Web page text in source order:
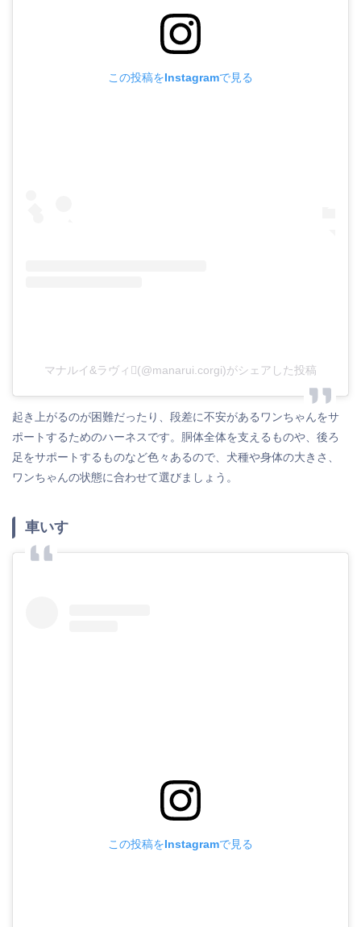
この投稿をInstagramで見る
マナルイ&ラヴィ(@manarui.corgi)がシェアした投稿
起き上がるのが困難だったり、段差に不安があるワンちゃんをサ
ポートするためのハーネスです。胴体全体を支えるものや、後ろ
足をサポートするものなど色々あるので、犬種や身体の大きさ、
ワンちゃんの状態に合わせて選びましょう。
車いす
この投稿をInstagramで見る